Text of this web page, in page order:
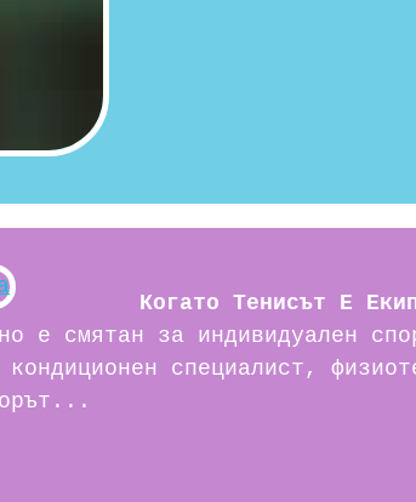
Когато Тенисът Е
е смятан за индивидуален
специалист,